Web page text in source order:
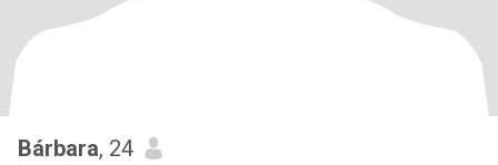
Bárbara, 24